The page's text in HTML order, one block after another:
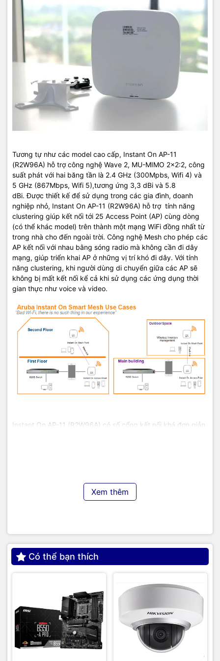
Tương tự như các model cao cấp, Instant On AP-11
(R2W96A) hỗ trợ công nghệ Wave 2, MU-MIMO 2x2:2, công
suất phát với hai băng tần là 2.4 GHz (300Mpbs, Wifi 4) và
5 GHz (867Mbps, Wifi 5),tương ứng 3,3 dBi và 5.8
dBi. Được thiết kế để sử dụng trong các gia đình, doanh
nghiệp nhỏ, Instant On AP-11 (R2W96A) hỗ trợ tính năng
clustering giúp kết nối tới 25 Access Point (AP) cùng dòng
(có thể khác model) trên thành một mạng WiFi đồng nhất từ
trong nhà cho đến ngoài trời. Công nghệ Mesh cho phép các
AP kết nối với nhau bằng sóng radio mà không cần đi dây
mạng, giúp triển khai AP ở những vị trí khó đi dây. Với tính
năng clustering, khi người dùng di chuyển giữa các AP sẽ
không bị mất kết nối kể cả khi sử dụng các ứng dụng thời
gian thực như voice và video.
Instant On AP-11 (R2W96A) có số cổng kết nối khá đơn giản
với người dùng phổ thông. Tuy nhiên, khi bán ở thị trường
trong nước, nhà sản xuất bán kèm hai bộ là có và không có
Thiết bị hỗ trợ công nghệ 802.11ac Wave 2.0 gúp tăng băng
thông và tốc độ cho các thiết bị kết nối không dây lên 30%
so với Wave 1.0. Tốc độ chuyển đổi dữ liệu trên băng tần 2.4
là 1.167 Mb/giây. Instant On AP-11 (R2W96A) khi lắp đặt giá
đỡ để treo trần. Với các phụ kiện đi kèm, nhà sản xuất không
cho người dùng cơ hội để đặt thiết bị lên mặt phẳng bởi các
chân đế chỉ có lựa chọn bắt vít, không được bọc cao su như
thông thường. Sản phẩm có kích thước 152 x 152 x 34 mm,
nặng khoảng 193 gram. Điểm hấp dẫn nhất ở thiết bị mạng
của Aruba là khả năng thiết lập rất nhanh chóng, quản lý
Xem thêm
Có thể bạn thích